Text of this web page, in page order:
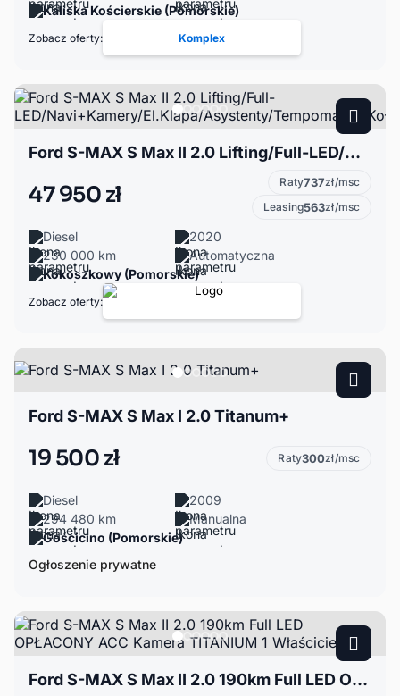
Kaliska Kościerskie (Pomorskie)
Zobacz oferty: Komplex
Ford S-MAX S Max II 2.0 Lifting/Full-LED/Navi+Kamery/El.Klapa/Asystenty/Tempomat/2xKoła
47 950 zł Raty737zł/msc
Leasing563zł/msc
Diesel
2020
230 000 km
Automatyczna
Kokoszkowy (Pomorskie)
Zobacz oferty:
Ford S-MAX S Max I 2.0 Titanum+
19 500 zł Raty300zł/msc
Diesel
2009
294 480 km
Manualna
Gościcino (Pomorskie)
Ogłoszenie prywatne
Ford S-MAX S Max II 2.0 190km Full LED OPŁACONY ACC Kamera TITANIUM 1 Właściciel